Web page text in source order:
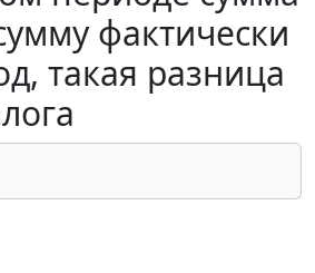
фактически
такая разница